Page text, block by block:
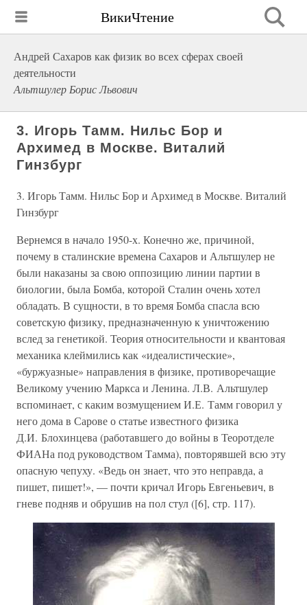
ВикиЧтение
Андрей Сахаров как физик во всех сферах своей
деятельности
Альтшулер Борис Львович
3. Игорь Тамм. Нильс Бор и
Архимед в Москве. Виталий
Гинзбург
3. Игорь Тамм. Нильс Бор и Архимед в Москве. Виталий
Гинзбург
Вернемся в начало 1950-х. Конечно же, причиной,
почему в сталинские времена Сахаров и Альтшулер не
были наказаны за свою оппозицию линии партии в
биологии, была Бомба, которой Сталин очень хотел
обладать. В сущности, в то время Бомба спасла всю
советскую физику, предназначенную к уничтожению
вслед за генетикой. Теория относительности и квантовая
механика клеймились как «идеалистические»,
«буржуазные» направления в физике, противоречащие
Великому учению Маркса и Ленина. Л.В. Альтшулер
вспоминает, с каким возмущением И.Е. Тамм говорил у
него дома в Сарове о статье известного физика
Д.И. Блохинцева (работавшего до войны в Теоротделе
ФИАНа под руководством Тамма), повторявшей всю эту
опасную чепуху. «Ведь он знает, что это неправда, а
пишет, пишет!», — почти кричал Игорь Евгеньевич, в
гневе подняв и обрушив на пол стул ([6], стр. 117).